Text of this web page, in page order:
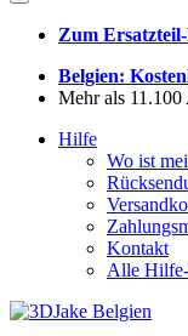
Zum
Belgien:
Mehr als
Hilfe
Wo ist
Kontakt
Alle